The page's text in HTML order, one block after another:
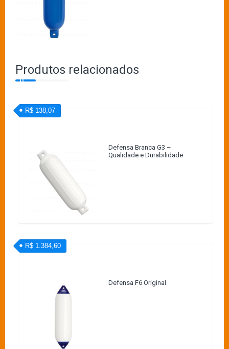
Produtos relacionados
Defensa Branca G3 –
Qualidade e Durabilidade
R$ 138,07
Defensa F6 Original
R$ 1.384,60